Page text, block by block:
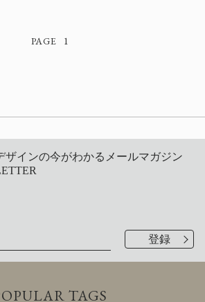
1
ザインの今がわかるメールマガジン
TAGS